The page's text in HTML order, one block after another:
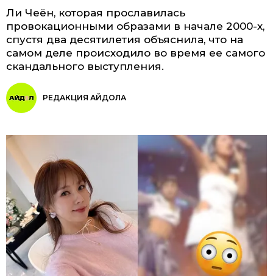
Ли Чеён, которая прославилась
провокационными образами в начале 2000-х,
спустя два десятилетия объяснила, что на
самом деле происходило во время ее самого
скандального выступления.
РЕДАКЦИЯ АЙДОЛА